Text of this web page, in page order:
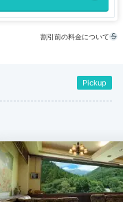
割引前の料金について
Pickup